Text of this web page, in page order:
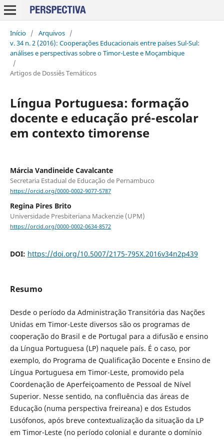
Início / Arquivos /
v. 34 n. 2 (2016): Cooperações Educacionais entre países Sul-Sul:
análises e perspectivas sobre o Timor-Leste e Moçambique
/
Artigos de Dossiês Temáticos
Língua Portuguesa: formação
docente e educação pré-escolar
em contexto timorense
Márcia Vandineide Cavalcante
Secretaria Estadual de Educação de Pernambuco
https://orcid.org/0000-0002-9077-5787
Regina Pires Brito
Universidade Presbiteriana Mackenzie (UPM)
https://orcid.org/0000-0002-0634-8572
DOI: https://doi.org/10.5007/2175-795X.2016v34n2p439
Resumo
Desde o período da Administração Transitória das Nações
Unidas em Timor-Leste diversos são os programas de
cooperação do Brasil e de Portugal para a difusão e ensino
da Língua Portuguesa (LP) naquele país. É o caso, por
exemplo, do Programa de Qualificação Docente e Ensino de
Língua Portuguesa em Timor-Leste, promovido pela
Coordenação de Aperfeiçoamento de Pessoal de Nível
Superior. Nesse sentido, na confluência das áreas de
Educação (numa perspectiva freireana) e dos Estudos
Lusófonos, após breve contextualização da situação da LP
em Timor-Leste (no período colonial e durante o domínio